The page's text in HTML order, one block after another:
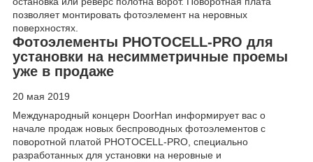
позволяет монтировать фотоэлемент на неровных
поверхностях.
Фотоэлементы PHOTOCELL-PRO для
установки на несимметричные проемы
уже в продаже
20 мая 2019
Международный концерн DoorHan информирует вас о
начале продаж новых беспроводных фотоэлементов с
поворотной платой PHOTOCELL-PRO, специально
разработанных для установки на неровные и